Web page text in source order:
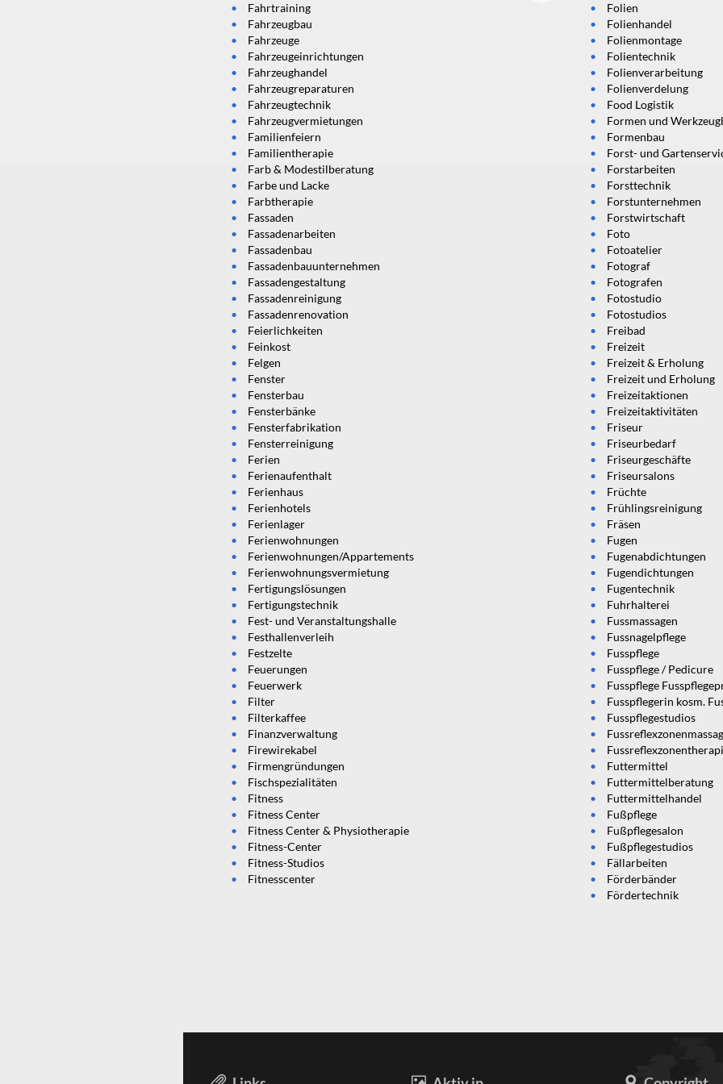
Fahrtraining
Fahrzeugbau
Fahrzeuge
Fahrzeugeinrichtungen
Fahrzeughandel
Fahrzeugreparaturen
Fahrzeugtechnik
Fahrzeugvermietungen
Familienfeiern
Familientherapie
Farb & Modestilberatung
Farbe und Lacke
Farbtherapie
Fassaden
Fassadenarbeiten
Fassadenbau
Fassadenbauunternehmen
Fassadengestaltung
Fassadenreinigung
Fassadenrenovation
Feierlichkeiten
Feinkost
Felgen
Fenster
Fensterbau
Fensterbänke
Fensterfabrikation
Fensterreinigung
Ferien
Ferienaufenthalt
Ferienhaus
Ferienhotels
Ferienlager
Ferienwohnungen
Ferienwohnungen/Appartements
Ferienwohnungsvermietung
Fertigungslösungen
Fertigungstechnik
Fest- und Veranstaltungshalle
Festhallenverleih
Festzelte
Feuerungen
Feuerwerk
Filter
Filterkaffee
Finanzverwaltung
Firewirekabel
Firmengründungen
Fischspezialitäten
Fitness
Fitness Center
Fitness Center & Physiotherapie
Fitness-Center
Fitness-Studios
Fitnesscenter
Folien
Folienhandel
Folienmontage
Folientechnik
Folienverarbeitung
Folienverdelung
Food Logistik
Formen und
Formenbau
Forst- und
Forstarbeiten
Forsttechnik
Forstunternehmen
Forstwirtschaft
Foto
Fotoatelier
Fotograf
Fotografen
Fotostudio
Fotostudios
Freibad
Freizeit
Freizeit & Erholung
Freizeit und Erholung
Freizeitaktionen
Freizeitaktivitäten
Friseur
Friseurbedarf
Friseurgeschäfte
Friseursalons
Früchte
Frühlingsreinigung
Fräsen
Fugen
Fugenabdichtungen
Fugendichtungen
Fugentechnik
Fuhrhalterei
Fussmassagen
Fussnagelpflege
Fusspflege
Fusspflege / Pedicure
Fusspflege
Fusspflegerin kosm.
Fusspflegestudios
Futtermittel
Futtermittelberatung
Futtermittelhandel
Fußpflege
Fußpflegesalon
Fußpflegestudios
Fällarbeiten
Förderbänder
Fördertechnik